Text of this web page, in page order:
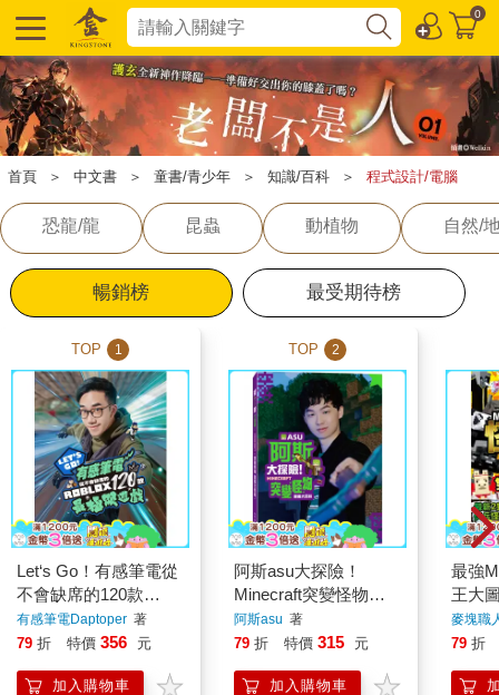
0
首頁 ＞ 中文書 ＞ 童書/青少年 ＞ 知識/百科 ＞ 程式設計/電腦
恐龍/龍 昆蟲 動植物 自然/
暢銷榜 最受期待榜
TOP 1
Let‘s Go！有感筆電從
不會缺席的120款
Roblox最極限遊戲
有感筆電Daptoper 著
79 折 特價 356 元
加入購物車
TOP 2
阿斯asu大探險！
Minecraft突變怪物圖
鑑大百科
阿斯asu 著
79 折 特價 315 元
加入購物車
最強
王大
賽！
麥塊職
79 折